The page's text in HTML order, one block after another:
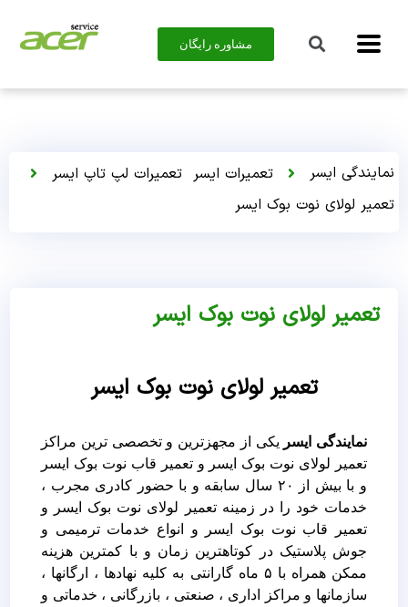
مشاوره رایگان
نمایندگی ایسر تعمیرات ایسر تعمیرات لپ تاپ ایسر
تعمیر لولای نوت بوک ایسر
تعمیر لولای نوت بوک ایسر
تعمیر لولای نوت بوک ایسر
نمایندگی ایسر یکی از مجهزترین و تخصصی ترین مراکز
تعمیر لولای نوت بوک ایسر و تعمیر قاب نوت بوک ایسر
و با بیش از ۲۰ سال سابقه و با حضور کادری مجرب ،
خدمات خود را در زمینه تعمیر لولای نوت بوک ایسر و
تعمیر قاب نوت بوک ایسر و انواع خدمات ترمیمی و
جوش پلاستیک در کوتاهترین زمان و با کمترین هزینه
ممکن همراه با ۵ ماه گارانتی به کلیه نهادها ، ارگانها ،
سازمانها و مراکز اداری ، صنعتی ، بازرگانی ، خدماتی و